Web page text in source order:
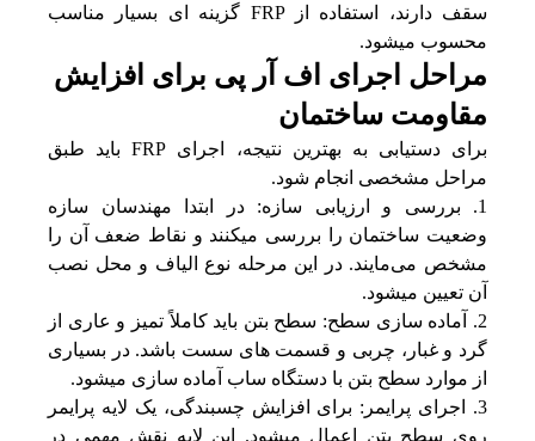
سقف دارند، استفاده از FRP گزینه‌ ای بسیار مناسب
محسوب میشود.
مراحل اجرای اف آر پی برای افزایش
مقاومت ساختمان
برای دستیابی به بهترین نتیجه، اجرای FRP باید طبق
مراحل مشخصی انجام شود.
بررسی و ارزیابی سازه: در ابتدا مهندسان سازه
وضعیت ساختمان را بررسی میکنند و نقاط ضعف آن را
مشخص می‌مایند. در این مرحله نوع الیاف و محل نصب
آن تعیین میشود.
آماده سازی سطح: سطح بتن باید کاملاً تمیز و عاری از
گرد و غبار، چربی و قسمت‌ های سست باشد. در بسیاری
از موارد سطح بتن با دستگاه ساب آماده‌ سازی میشود.
اجرای پرایمر: برای افزایش چسبندگی، یک لایه پرایمر
روی سطح بتن اعمال میشود. این لایه نقش مهمی در